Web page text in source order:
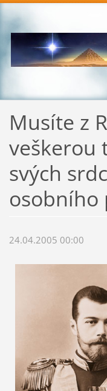
Musíte z
veškerou
svých
osobního
24.04.2005 00:00